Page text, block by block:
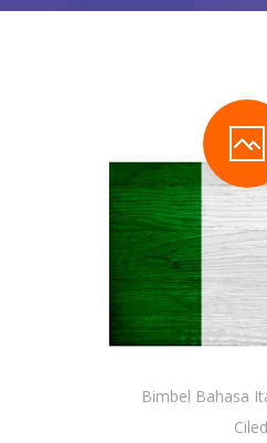
Bimbel Bahasa